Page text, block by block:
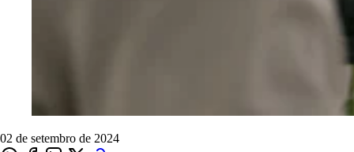
02 de setembro de 2024